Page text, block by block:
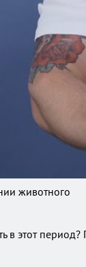
животного
в этот